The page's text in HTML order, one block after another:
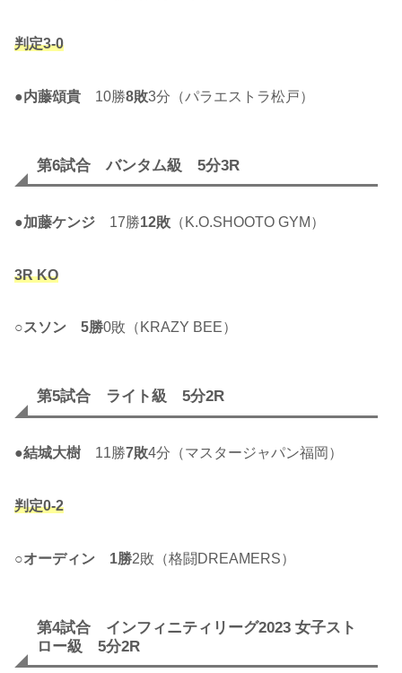
判定3-0
●内藤頌貴 10勝8敗3分（パラエストラ松戸）
第6試合 バンタム級 5分3R
●加藤ケンジ 17勝12敗 （K.O.SHOOTO GYM）
3R KO
○スソン 5勝0敗（KRAZY BEE）
第5試合 ライト級 5分2R
●結城大樹 11勝7敗4分（マスタージャパン福岡）
判定0-2
○オーディン 1勝2敗（格闘DREAMERS）
第4試合 インフィニティリーグ2023 女子スト
ロー級 5分2R